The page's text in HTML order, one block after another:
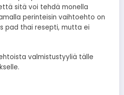
sitä voi tehdä monella
perinteisin vaihtoehto on
pad thai resepti, mutta ei
valmistustyyliä tälle